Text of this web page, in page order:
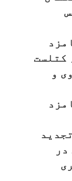
کتلست
و